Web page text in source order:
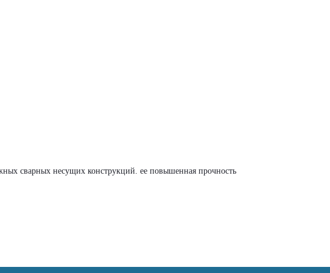
сварных несущих конструкций. ее повышенная прочность